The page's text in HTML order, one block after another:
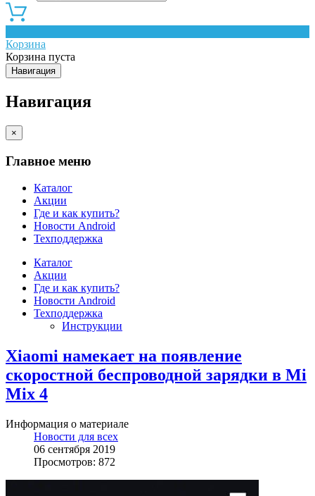
Корзина
Корзина пуста
Навигация
Навигация
×
Главное меню
Каталог
Акции
Где и как купить?
Новости Android
Техподдержка
Каталог
Акции
Где и как купить?
Новости Android
Техподдержка
Инструкции
Xiaomi намекает на появление
скоростной беспроводной зарядки в Mi
Mix 4
Информация о материале
Новости для всех
06 сентября 2019
Просмотров: 872